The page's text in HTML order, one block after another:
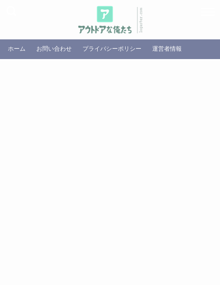
ホーム お問い合わせ プライバシーポリシー 運営者情報